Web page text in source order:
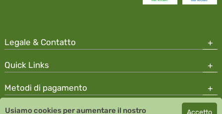
Legale & Contatto
Quick Links
Metodi di pagamento
Usiamo cookies per aumentare il nostro Accetto